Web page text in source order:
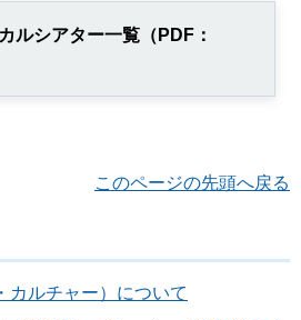
ルシアター一覧（PDF：
このページの先頭へ戻る
カルチャー）について